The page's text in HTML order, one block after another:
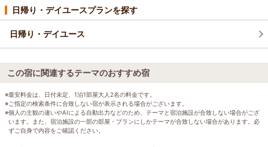
日帰り・デイユースプランを探す
日帰り・デイユース
この宿に関連するテーマのおすすめ宿
※最安料金は、日付未定、1泊1部屋大人2名の料金です。
※ご指定の検索条件に合致しない宿が表示される場合がございます。
※個人の主観の違いやAIによる自動出力などのため、テーマと宿泊施設が合致しない場合がござ
います。また、宿泊施設の一部の部屋・プランにしかテーマが合致しない場合があります。必
ずご自身で内容をご確認ください。